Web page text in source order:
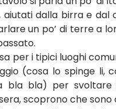
aiutati dalla birra e
un po’ di terre a
per i tipici luoghi
(cosa lo spinge li,
bla) per svoltare
scoprono che sono